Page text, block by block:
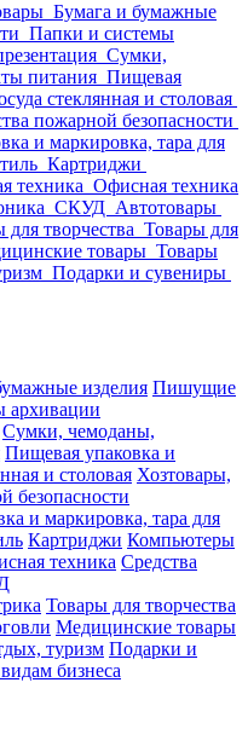
Бумага и бумажные
Папки и системы
Сумки,
питания Пищевая
стеклянная и столовая
пожарной безопасности
и маркировка, тара для
Картриджи
техника Офисная техника
СКУД Автотовары
для творчества Товары для
товары Товары
Подарки и сувениры
изделия Пишущие
архивации
Сумки, чемоданы,
Пищевая упаковка и
и столовая Хозтовары,
безопасности
и маркировка, тара для
Картриджи Компьютеры
техника Средства
Товары для творчества
Медицинские товары
туризм Подарки и
бизнеса